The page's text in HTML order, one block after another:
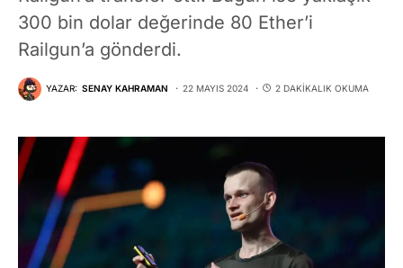
300 bin dolar değerinde 80 Ether’i
Railgun’a gönderdi.
YAZAR: SENAY KAHRAMAN 22 MAYIS 2024 2 DAKIKALIK OKUMA